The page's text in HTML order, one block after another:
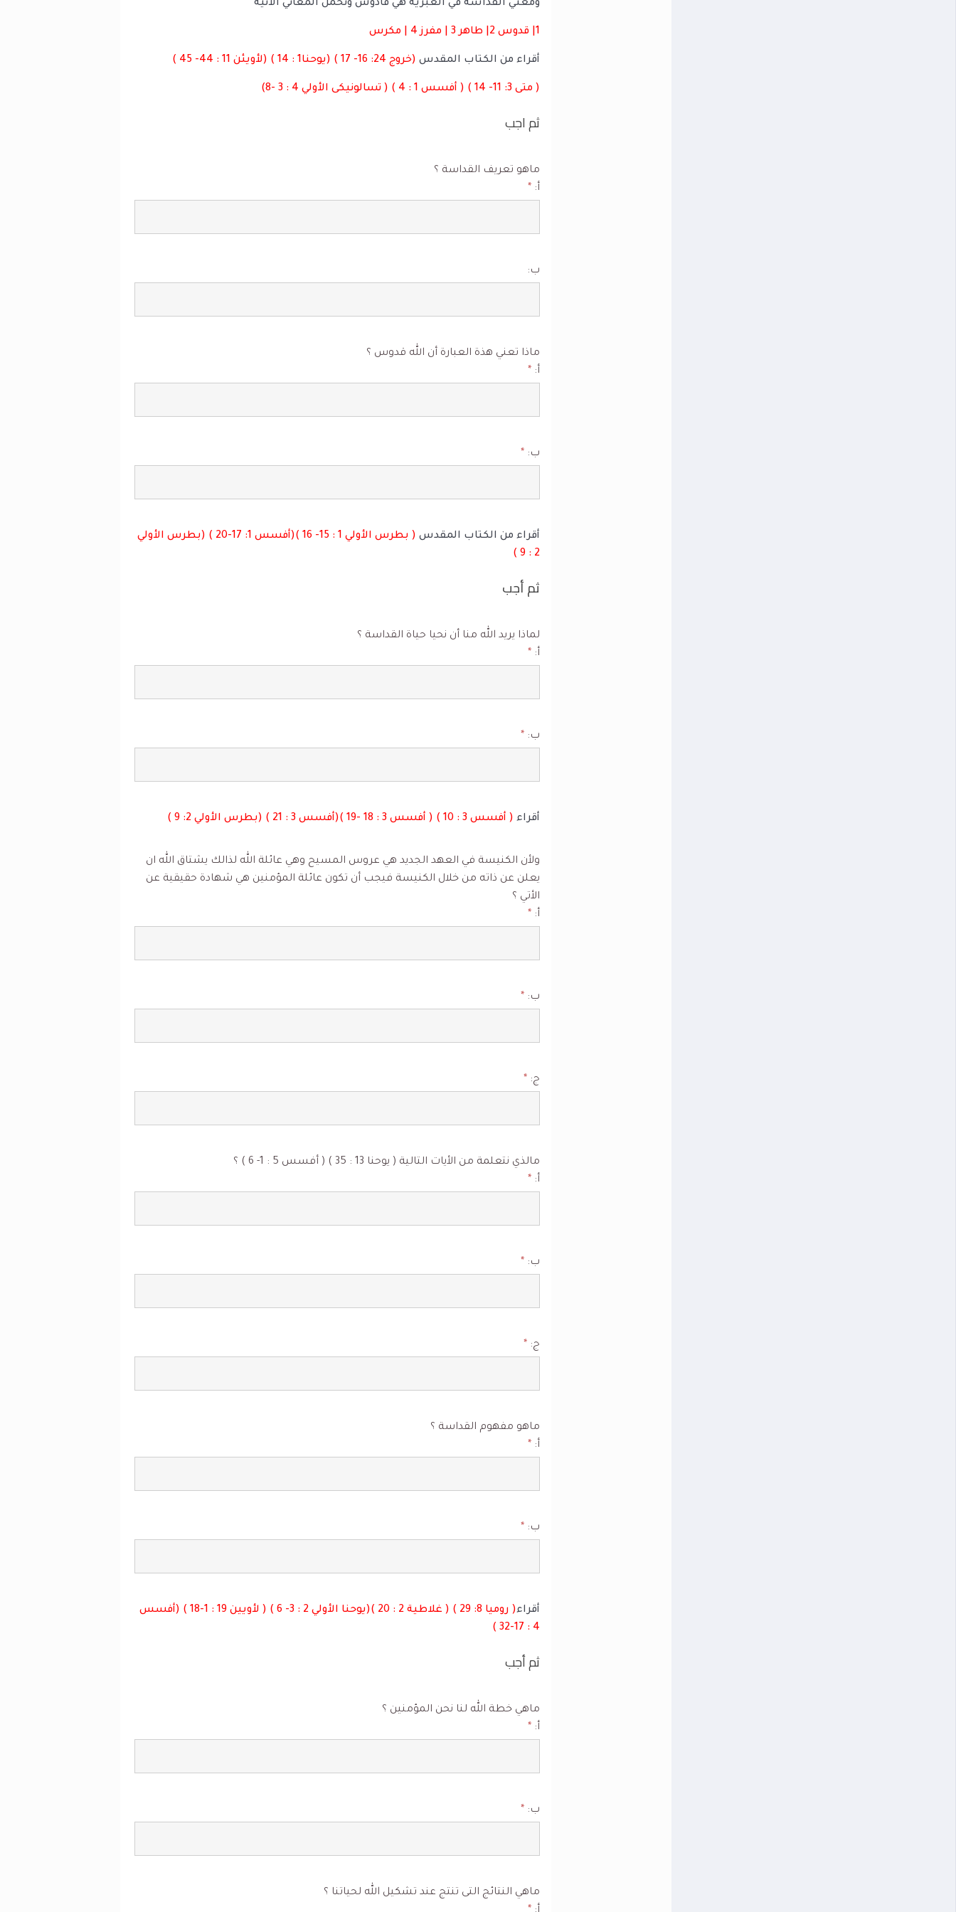
ومعني القداسة في العبرية هي قادوش وتحمل المعاني الأتية
1| قدوس 2| طاهر 3 | مفرز 4 | مكرس
أقراء من الكتاب المقدس (خروج 24: 16- 17 ) (يوحنا1 : 14 ) (لأويئن 11 : 44- 45 )
( متى 3: 11- 14 ) ( أفسس 1 : 4 ) ( تسالونيكى الأولي 4 : 3 -8)
ثم اجب
ماهو تعريف القداسة ؟
أ: *
ب:
ماذا تعني هذة العبارة أن الله قدوس ؟
أ: *
ب: *
أقراء من الكتاب المقدس
( بطرس الأولي 1 : 15- 16 )(أفسس 1: 17-20 ) (بطرس الأولي
2 : 9 )
ثم أجب
لماذا يريد الله منا أن نحيا حياة القداسة ؟
أ: *
ب: *
أقراء ( أفسس 3 : 10 ) ( أفسس 3 : 18 -19 )(أفسس 3 : 21 ) (بطرس الأولي 2: 9 )
ولأن الكنيسة في العهد الجديد هي عروس المسيح وهي عائلة الله لذالك يشتاق الله ان
يعلن عن ذاته من خلال الكنيسة فيجب أن تكون عائلة المؤمنين هي شهادة حقيقية عن
الأتي ؟
أ: *
ب: *
ج: *
مالذي نتعلمة من الأيات التالية ( يوحنا 13 : 35 ) ( أفسس 5 : 1- 6 ) ؟
أ: *
ب: *
ج: *
ماهو مفهوم القداسة ؟
أ: *
ب: *
أقراء
( روميا 8: 29 ) ( غلاطية 2 : 20 )(يوحنا الأولي 2 : 3- 6 ) ( لأويين 19 : 1-18 ) (أفسس
4 : 17-32 )
ثم أجب
ماهي خطة الله لنا نحن المؤمنين ؟
أ: *
ب: *
ماهي النتائج التى تنتج عند تشكيل الله لحياتنا ؟